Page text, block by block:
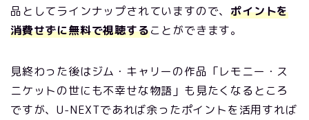
品としてラインナップされていますので、ポイントを
消費せずに無料で視聴することができます。
見終わった後はジム・キャリーの作品「レモニー・ス
ニケットの世にも不幸せな物語」も見たくなるところ
ですが、U-NEXTであれば余ったポイントを活用すれば